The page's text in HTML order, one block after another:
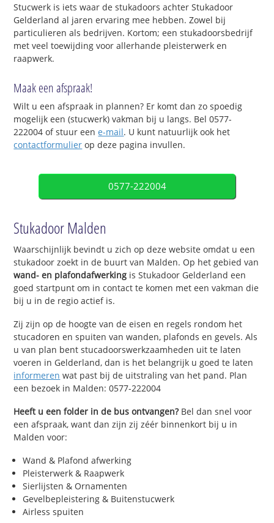
Stucwerk is iets waar de stukadoors achter Stukadoor
Gelderland al jaren ervaring mee hebben. Zowel bij
particulieren als bedrijven. Kortom; een stukadoorsbedrijf
met veel toewijding voor allerhande pleisterwerk en
raapwerk.
Maak een afspraak!
Wilt u een afspraak in plannen? Er komt dan zo spoedig
mogelijk een (stucwerk) vakman bij u langs. Bel 0577-
222004 of stuur eene-mail. U kunt natuurlijk ook het
contactformulier op deze pagina invullen.
0577-222004
Stukadoor Malden
Waarschijnlijk bevindt u zich op deze website omdat u een
stukadoor zoekt in de buurt van Malden. Op het gebied van
wand- en plafondafwerking is Stukadoor Gelderland een
goed startpunt om in contact te komen met een vakman die
bij u in de regio actief is.
Zij zijn op de hoogte van de eisen en regels rondom het
stucadoren en spuiten van wanden, plafonds en gevels. Als
u van plan bent stucadoorswerkzaamheden uit te laten
voeren in Gelderland, dan is het belangrijk u goed te laten
informeren wat past bij de uitstraling van het pand. Plan
een bezoek in Malden: 0577-222004
Heeft u een folder in de bus ontvangen?Bel dan snel voor
een afspraak, want dan zijn zij zéér binnenkort bij u in
Malden voor:
Wand & Plafond afwerking
Pleisterwerk & Raapwerk
Sierlijsten & Ornamenten
Gevelbepleistering & Buitenstucwerk
Airless spuiten